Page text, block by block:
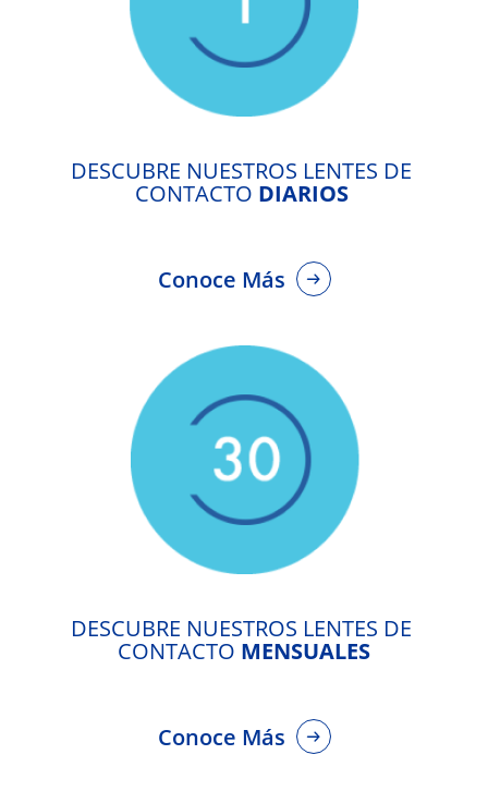
DESCUBRE NUESTROS LENTES DE
CONTACTO DIARIOS
Conoce Más
DESCUBRE NUESTROS LENTES DE
CONTACTO MENSUALES
Conoce Más